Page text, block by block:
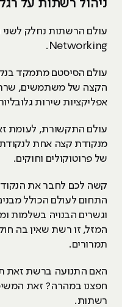
ניהול רשתות על
Networking.
עולם הסיסטם מתמקד
הקצה של משתמשים,
אפליקציות שירות
עולם התקשורת, לעומת
מנקודת קצה אחת
של פרוטוקולים וחוקים.
קשה לכם לחבר את
התחום לעולם הכולל
וגשרים הבנויה בשלמות
המזל, זו רשת שאין בה
תמרורים.
האם התנועה ברשת זאת
חפצנו במהרה? זאת
רשתות.